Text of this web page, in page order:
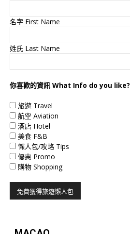
名字 First Name
姓氏 Last Name
你喜歡的資訊 What Info do you like?
旅遊 Travel
航空 Aviation
酒店 Hotel
美食 F&B
懶人包/攻略 Tips
優惠 Promo
購物 Shopping